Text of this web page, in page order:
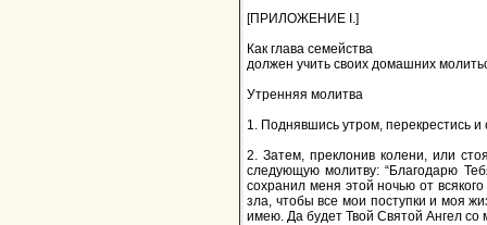
[ПРИЛОЖЕНИЕ I.]
Как глава семейства
должен учить своих домашних
Утренняя молитва
1. Поднявшись утром, перекрестись
2. Затем, преклонив колени, или
следующую молитву: “Благодарю
сохранил меня этой ночью от
зла, чтобы все мои поступки и моя
имею. Да будет Твой Святой Ангел